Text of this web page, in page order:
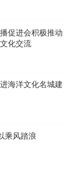
促进会积极推动
化交流
海洋文化名城建
乘风踏浪